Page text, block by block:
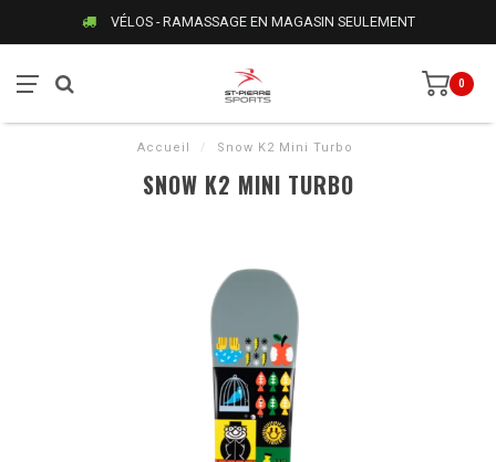
VÉLOS - RAMASSAGE EN MAGASIN SEULEMENT
0
Accueil / Snow K2 Mini Turbo
SNOW K2 MINI TURBO